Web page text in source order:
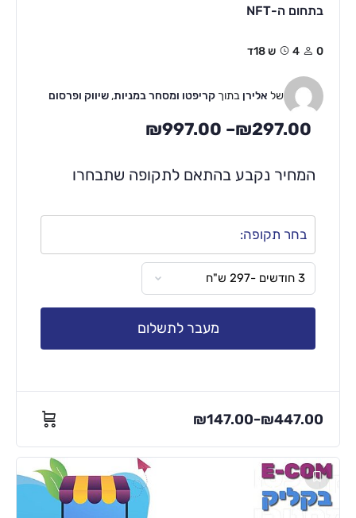
בתחום ה-NFT
0 4ש 18ד
של אלירן בתוך קריפטו ומסחר במניות, שיווק ופרסום
₪297.00
–
₪997.00
המחיר נקבע בהתאם לתקופה שתבחרו
בחר תקופה:
מעבר לתשלום
₪147.00–₪447.00